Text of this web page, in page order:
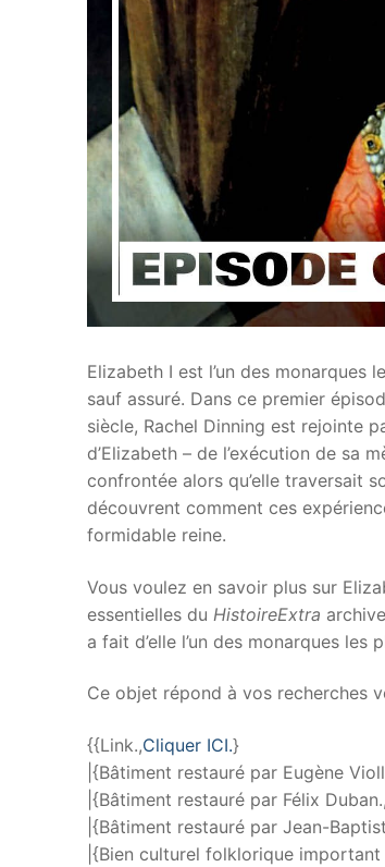
Elizabeth I est l’un des monarques
sauf assuré. Dans ce premier
siècle, Rachel Dinning est rejointe
d’Elizabeth – de l’exécution de sa
confrontée alors qu’elle traversait
découvrent comment ces
formidable reine.
Vous voulez en savoir plus sur
essentielles du HistoireExtra
a fait d’elle l’un des monarques
Ce objet répond à vos recherches
{{Link.,Cliquer ICI.}
|{Bâtiment restauré par Eugène
|{Bâtiment restauré par Félix Duban.,
|{Bâtiment restauré par Jean-
|{Bien culturel folklorique